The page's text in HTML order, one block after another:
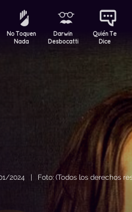
No Toquen
Nada
Darwin
Desbocatti
Quién Te
Dice
2024 | Foto: (Todos los derechos